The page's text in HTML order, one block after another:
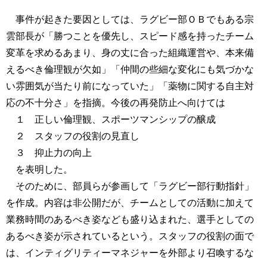
事件が起きた要因としては、ラグビー部ＯＢでもある宗
雲部長が「勝つことを優先し、スピード感を持ったチーム
変革を求めるあまり、身の丈に合った組織運営や、本来備
えるべき倫理観が欠如」「仲間の些細な変化にも気づかな
い雰囲気が当たり前になっていた」「薬物に関する自主対
応の不十分さ」を指摘。今後の再発防止へ向けては
１ 正しい倫理観、スポーツマンシップの醸成
２ スタッフの役割の見直し
３ 抑止力の向上
を表明した。
そのために、部員らが参画して「ラグビー部行動指針」
を作成。内容は非公開だが、チームとしての活動に加えて
業務時間のあるべき姿なども盛り込まれた、選手としての
あるべき姿が示されているという。スタッフの役割の面で
は、インティグリティーマネジャーを外部より召喚するな